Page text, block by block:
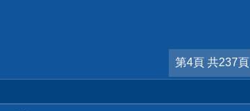
第4頁 共237頁